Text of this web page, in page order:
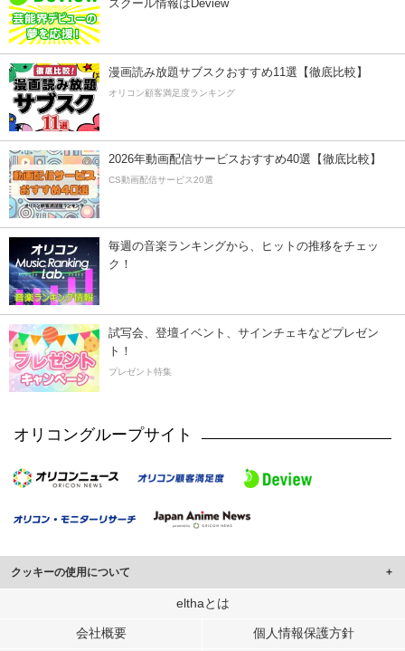
スクール情報はDeview
漫画読み放題サブスクおすすめ11選【徹底比較】
オリコン顧客満足度ランキング
2026年動画配信サービスおすすめ40選【徹底比較】
CS動画配信サービス20選
毎週の音楽ランキングから、ヒットの推移をチェッ
ク！
試写会、登壇イベント、サインチェキなどプレゼン
ト！
プレゼント特集
オリコングループサイト
クッキーの使用について
このサイトでは Cookie を使用して、ユーザーに合わせたコンテンツや広告の
行っています。
elthaとは
会社概要 個人情報保護方針